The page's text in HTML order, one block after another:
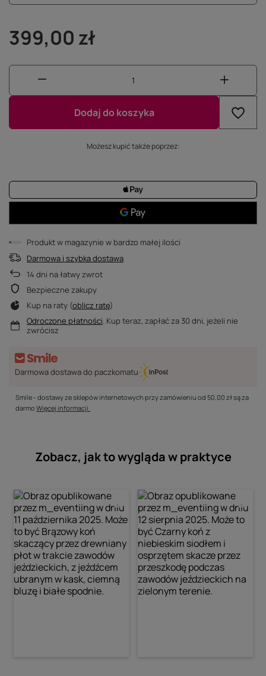
399,00 zł
Dodaj do koszyka
Możesz kupić także poprzez:
Produkt w magazynie w bardzo małej ilości
Darmowa i szybka dostawa
14 dni na łatwy zwrot
Bezpieczne zakupy
Kup na raty (oblicz ratę)
Odroczone płatności. Kup teraz, zapłać za 30 dni, jeżeli nie
zwrócisz
Darmowa dostawa do paczkomatu
Smile - dostawy ze sklepów internetowych przy zamówieniu od 50,00 złsą za
darmo Więcej informacji.
Zobacz, jak to wygląda w praktyce